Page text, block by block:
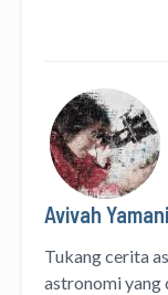
Avivah Yamani
Tukang cerita
astronomiyang